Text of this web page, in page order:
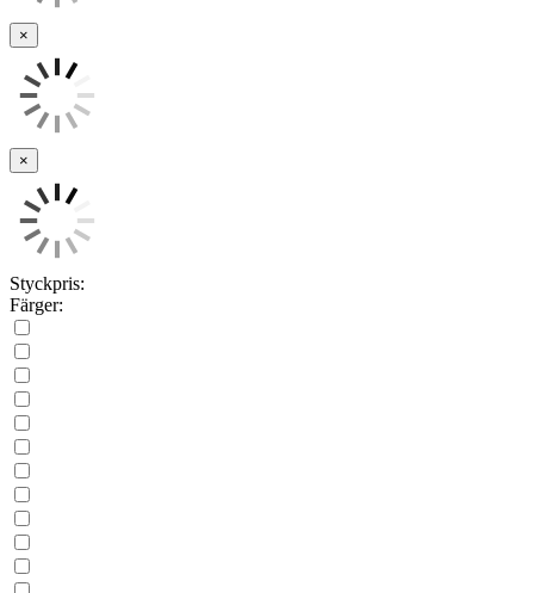
×
×
Styckpris:
Färger: